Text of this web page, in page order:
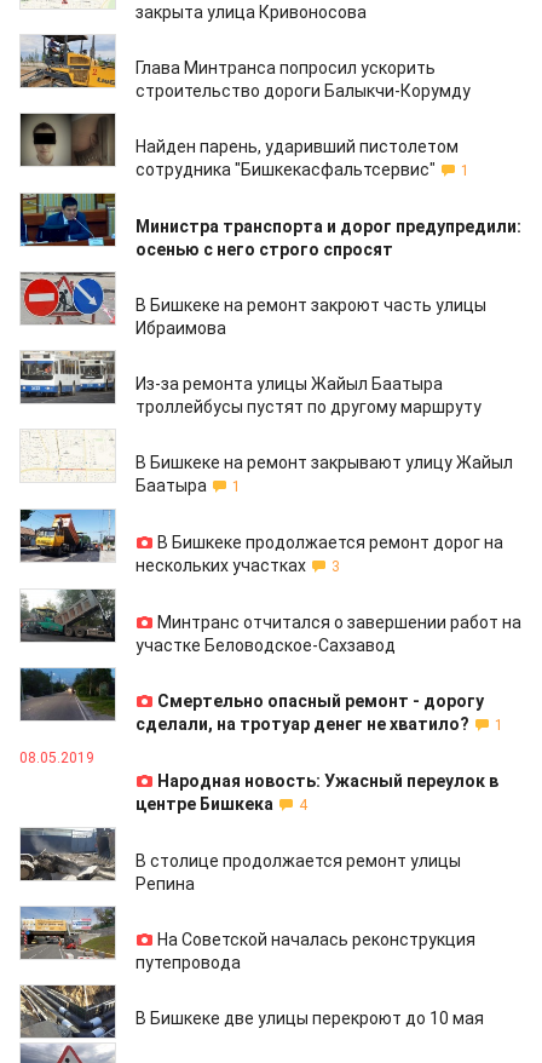
закрыта улица Кривоносова
11.07.2019
Глава Минтранса попросил ускорить
строительство дороги Балыкчи-Корумду
08.07.2019
Найден парень, ударивший пистолетом
сотрудника "Бишкекасфальтсервис"
1
27.06.2019
Министра транспорта и дорог предупредили:
осенью с него строго спросят
26.06.2019
В Бишкеке на ремонт закроют часть улицы
Ибраимова
30.05.2019
Из-за ремонта улицы Жайыл Баатыра
троллейбусы пустят по другому маршруту
29.05.2019
В Бишкеке на ремонт закрывают улицу Жайыл
Баатыра
1
27.05.2019
В Бишкеке продолжается ремонт дорог на
нескольких участках
3
14.05.2019
Минтранс отчитался о завершении работ на
участке Беловодское-Сахзавод
13.05.2019
Смертельно опасный ремонт - дорогу
сделали, на тротуар денег не хватило?
1
08.05.2019
Народная новость: Ужасный переулок в
центре Бишкека
4
07.05.2019
В столице продолжается ремонт улицы
Репина
29.04.2019
На Советской началась реконструкция
путепровода
25.04.2019
В Бишкеке две улицы перекроют до 10 мая
24.04.2019